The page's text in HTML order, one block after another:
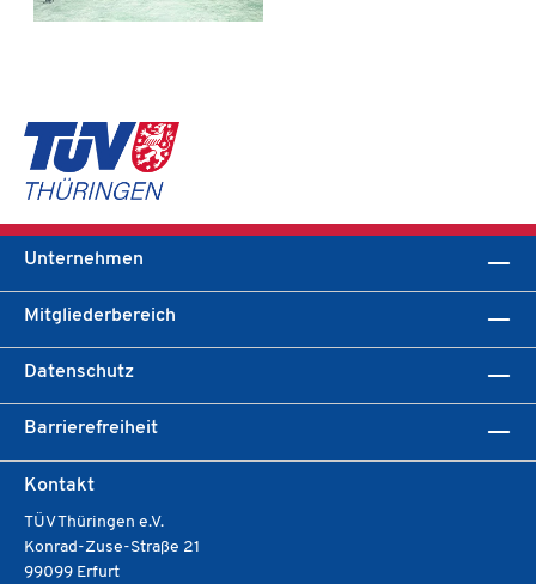
Unternehmen
Mitgliederbereich
Datenschutz
Barrierefreiheit
Kontakt
TÜV Thüringen e.V.
Konrad-Zuse-Straße 21
99099 Erfurt